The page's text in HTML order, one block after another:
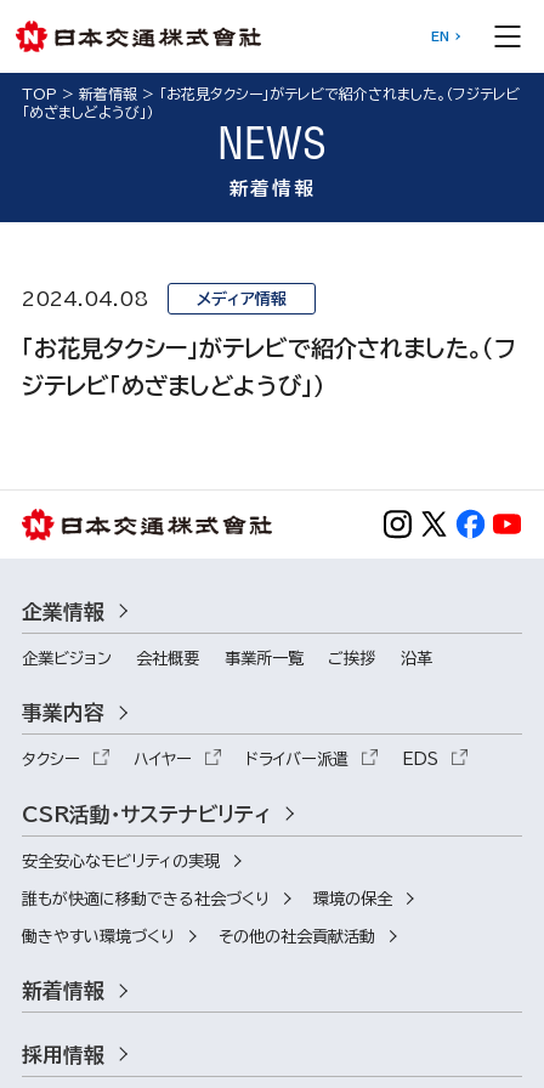
EN
TOP > 新着情報>
「お花見タクシー」がテレビで紹介されました。（フジテレビ
「めざましどようび」）
NEWS
新着情報
2024.04.08 メディア情報
「お花見タクシー」がテレビで紹介されました。（フ
ジテレビ「めざましどようび」）
企業情報
企業ビジョン 会社概要 事業所一覧 ご挨拶 沿革
事業内容
タクシー ハイヤー ドライバー派遣 EDS
CSR活動・サステナビリティ
安全安心なモビリティの実現
誰もが快適に移動できる社会づくり 環境の保全
働きやすい環境づくり その他の社会貢献活動
新着情報
採用情報